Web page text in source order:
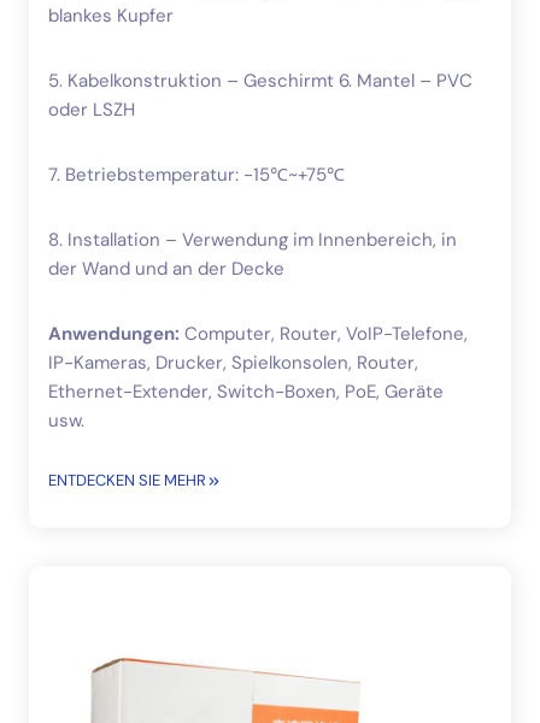
blankes Kupfer
5. Kabelkonstruktion – Geschirmt 6. Mantel – PVC
oder LSZH
7. Betriebstemperatur: -15℃~+75℃
8. Installation – Verwendung im Innenbereich, in
der Wand und an der Decke
Anwendungen: Computer, Router, VoIP-Telefone,
IP-Kameras, Drucker, Spielkonsolen, Router,
Ethernet-Extender, Switch-Boxen, PoE, Geräte
usw.
ENTDECKEN SIE MEHR